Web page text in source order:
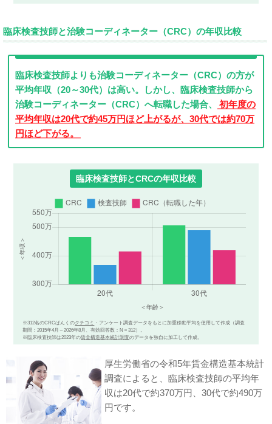
臨床検査技師と治験コーディネーター（CRC）の年収比較
臨床検査技師よりも治験コーディネーター（CRC）の方が
平均年収（20～30代）は高い。しかし、臨床検査技師から
治験コーディネーター（CRC）へ転職した場合、
初年度の
平均年収は20代で約45万円ほど上がるが、30代では約70万
円ほど下がる。
臨床検査技師とCRCの年収比較
※312名のCRCばんくのクチコミ ・アンケート調査データをもとに加重移動平均を使用して作成（調査
期間：2015年4月～2026年8月、有効回答数：N＝312）。
※臨床検査技師は2023年の賃金構造基本統計調査のデータを独自に加工して作成。
厚生労働省の令和5年賃金構造基本統計
調査によると、臨床検査技師の平均年
収は20代で約370万円、30代で約490万
円です。